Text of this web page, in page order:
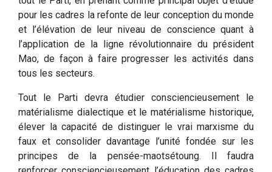
pour les cadres la refonte de leur conception du monde
et l’élévation de leur niveau de conscience quant à
l’application de la ligne révolutionnaire du président
Mao, de façon à faire progresser les activités dans
tous les secteurs.
Tout le Parti devra étudier consciencieusement le
matérialisme dialectique et le matérialisme historique,
élever la capacité de distinguer le vrai marxisme du
faux et consolider davantage l’unité fondée sur les
principes de la pensée-maotsétoung. Il faudra